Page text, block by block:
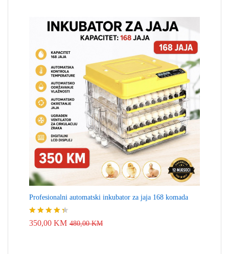
Profesionalni automatski inkubator za jaja 168 komada
Ocjenjeno
350,00 KM 480,00KM